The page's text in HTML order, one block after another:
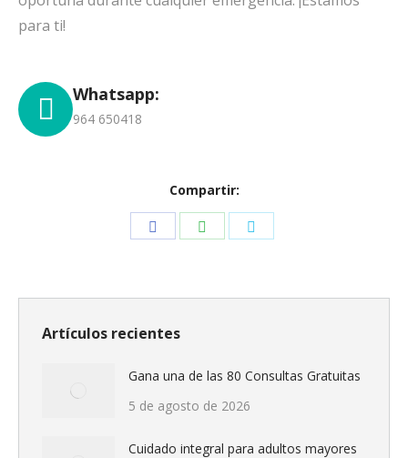
para ti!
Whatsapp:
964 650418
Compartir:
Artículos recientes
Gana una de las 80 Consultas Gratuitas
5 de agosto de 2026
Cuidado integral para adultos mayores